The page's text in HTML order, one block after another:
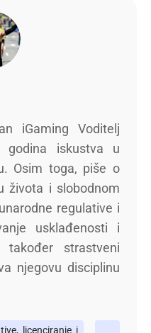
iGaming Voditelj
iskustva u
Osim toga, piše o
života i slobodnom
regulative i
usklađenosti i
također strastveni
njegovu disciplinu
licenciranje i